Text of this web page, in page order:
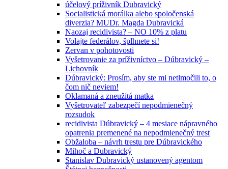
účelový príživník Dubravický
Socialistická morálka alebo spoločenská
diverzia? MUDr. Magda Dubravická
Naozaj recidivista? – NO 10% z platu
Volajte federálov, šplhnete si!
Zervan v pohotovosti
Vyšetrovanie za príživníctvo – Dúbravický –
Lichovník
Dúbravický: Prosím, aby ste mi netlmočili to, o
čom nič neviem!
Oklamaná a zneužitá matka
Vyšetrovateľ zabezpečí nepodmienečný
rozsudok
recidivista Dúbravický – 4 mesiace nápravného
opatrenia premenené na nepodmienečný trest
Obžaloba – návrh trestu pre Dúbravického
Mihoč a Dubravický
Stanislav Dubravický ustanovený agentom